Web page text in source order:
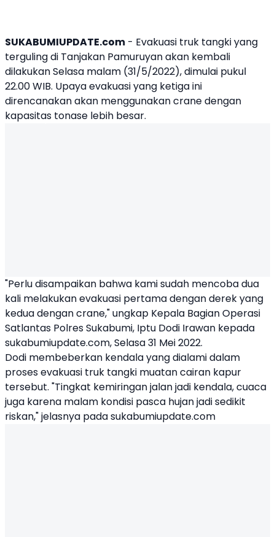
SUKABUMIUPDATE.com - Evakuasi truk tangki yang
tergulingdi Tanjakan Pamuruyanakan kembali
dilakukan Selasa malam (31/5/2022), dimulai pukul
22.00 WIB. Upaya evakuasi yang ketiga ini
direncanakan akan menggunakan crane dengan
kapasitas tonase lebih besar.
"Perlu disampaikan bahwa kami sudah mencoba dua
kali melakukan evakuasi pertama dengan derek yang
kedua dengan crane," ungkap Kepala Bagian Operasi
Satlantas PolresSukabumi, Iptu Dodi Irawan kepada
sukabumiupdate.com, Selasa 31 Mei 2022.
Dodi membeberkan kendala yang dialami dalam
proses evakuasi truk tangki muatan cairan kapur
tersebut. "Tingkat kemiringan jalan jadi kendala, cuaca
juga karena malam kondisi pasca hujan jadi sedikit
riskan," jelasnya pada sukabumiupdate.com